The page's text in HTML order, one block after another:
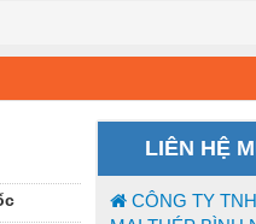
LIÊN HỆ
CÔNG TY